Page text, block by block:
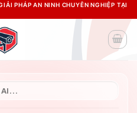
PHÁP AN NINH CHUYÊN NGHIỆP TẠI